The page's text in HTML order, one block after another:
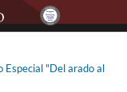
Especial "Del arado al